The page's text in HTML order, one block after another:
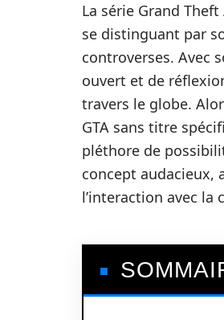
La série Grand
se distinguant par
controverses. Avec
ouvert et de
travers le globe.
GTA sans titre
pléthore de
concept audacieux,
l’interaction avec la